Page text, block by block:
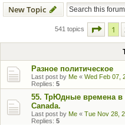
New Topic
541 topics Page 1
1
Разное политическое
Last post by Me « Wed Feb 07,
Replies: 5
55. ТрЮдные времена в
Canada.
Last post by Me « Tue Nov 28,
Replies: 5